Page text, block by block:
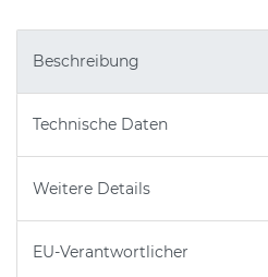
Beschreibung
Technische Daten
Weitere Details
EU-Verantwortlicher